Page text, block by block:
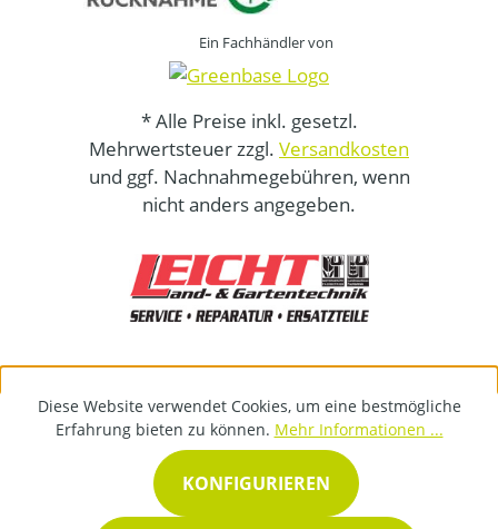
Ein Fachhändler von
* Alle Preise inkl. gesetzl.
Mehrwertsteuer zzgl. Versandkosten
und ggf. Nachnahmegebühren, wenn
nicht anders angegeben.
Diese Website verwendet Cookies, um eine bestmögliche
Erfahrung bieten zu können. Mehr Informationen ...
KONFIGURIEREN